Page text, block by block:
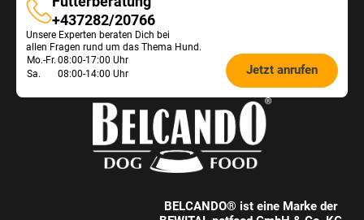
Futterberatung
+437282/20766
Unsere Experten beraten Dich bei
allen Fragen rund um das Thema Hund.
Öffnungszeiten
Futterberatung:
Mo.-Fr. 08:00-17:00 Uhr
Sa.
08:00-14:00 Uhr Jetzt anrufen
BELCANDO® ist eine Marke der